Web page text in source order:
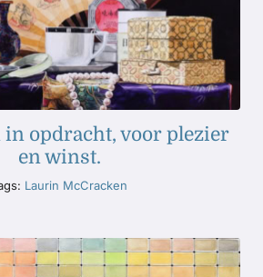
opdracht, voor plezier
en winst.
Laurin McCracken